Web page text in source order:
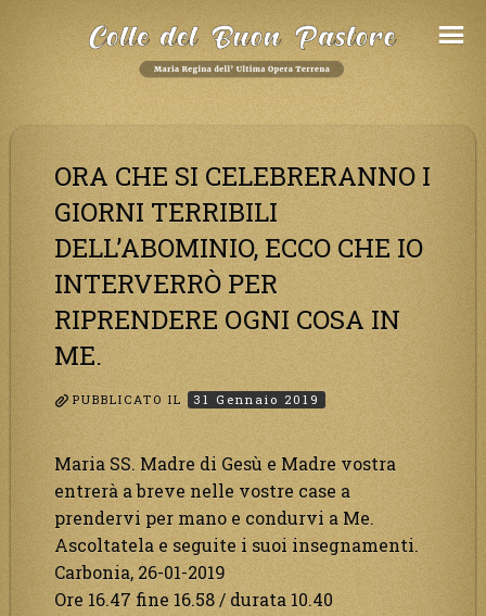
ORA CHE SI CELEBRERANNO I
GIORNI TERRIBILI
DELL’ABOMINIO, ECCO CHE IO
INTERVERRÒ PER
RIPRENDERE OGNI COSA IN
ME.
PUBBLICATO IL 31 Gennaio 2019
Maria SS. Madre di Gesù e Madre vostra
entrerà a breve nelle vostre case a
prendervi per mano e condurvi a Me.
Ascoltatela e seguite i suoi insegnamenti.
Carbonia, 26-01-2019
Ore 16.47 fine 16.58 / durata 10.40